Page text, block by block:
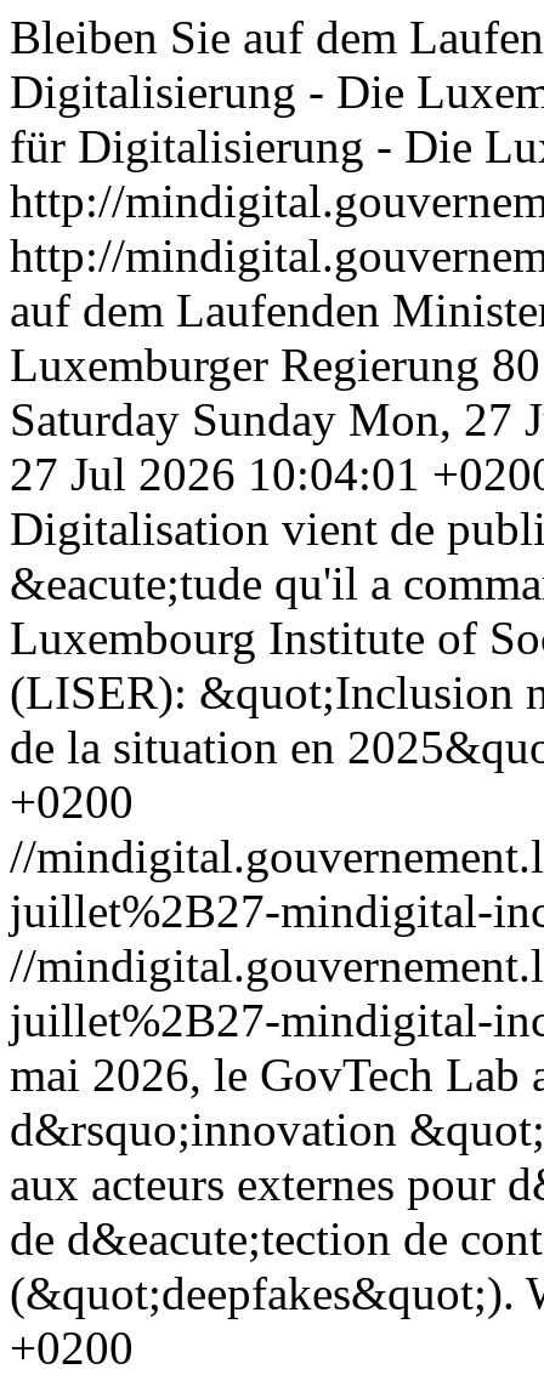
Bleiben Sie auf dem
Digitalisierung - Die
für Digitalisierung - Die
http://
http://
auf dem Laufenden
Luxemburger Regierung 80
Saturday Sunday Mon, 27
27 Jul 2026 10:04:01
Digitalisation vient de
&eacute;tude qu'il a
Luxembourg Institute of
(LISER): &quot;Inclusion
de la situation en
+0200
//
juillet%2B27-mindigital-
//
juillet%2B27-mindigital-
mai 2026, le GovTech Lab
d&rsquo;innovation
aux acteurs externes pour
de d&eacute;tection de
(&quot;deepfakes&quot;).
+0200